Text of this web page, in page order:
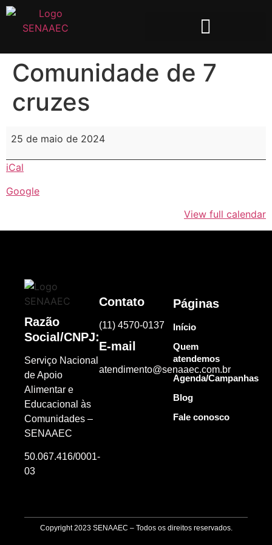
Comunidade de 7
cruzes
25 de maio de 2024
iCal
Google
View full calendar
Razão
Social/CNPJ:
Serviço Nacional
de Apoio
Alimentar e
Educacional às
Comunidades –
SENAAEC
50.067.416/0001-
03
Contato
(11) 4570-0137
E-mail
atendimento@senaaec.com.br
Páginas
Início
Quem
atendemos
Agenda/Campanhas
Blog
Fale conosco
Copyright 2023 SENAAEC – Todos os direitos reservados.